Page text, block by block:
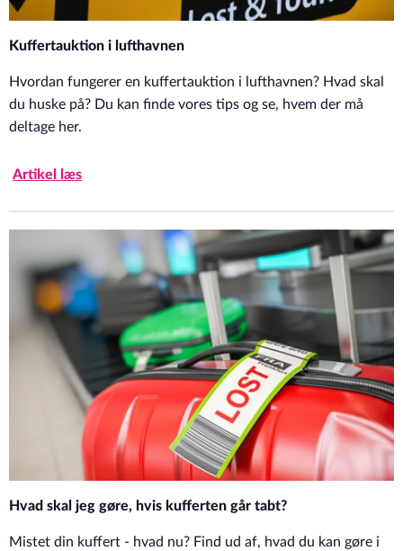
Kuffertauktion i lufthavnen
Hvordan fungerer en kuffertauktion i lufthavnen? Hvad skal
du huske på? Du kan finde vores tips og se, hvem der må
deltage her.
Artikel læs
Hvad skal jeg gøre, hvis kufferten går tabt?
Mistet din kuffert - hvad nu? Find ud af, hvad du kan gøre i